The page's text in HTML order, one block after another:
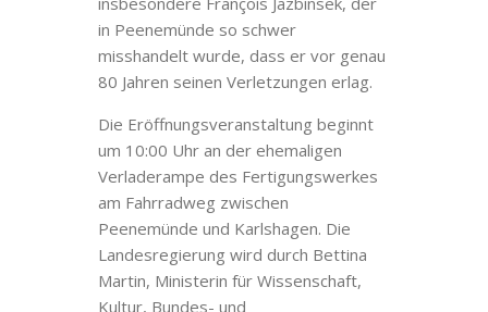
in Peenemünde so schwer
misshandelt wurde, dass er vor genau
80 Jahren seinen Verletzungen erlag.
Die Eröffnungsveranstaltung beginnt
um 10:00 Uhr an der ehemaligen
Verladerampe des Fertigungswerkes
am Fahrradweg zwischen
Peenemünde und Karlshagen. Die
Landesregierung wird durch Bettina
Martin, Ministerin für Wissenschaft,
Kultur, Bundes- und